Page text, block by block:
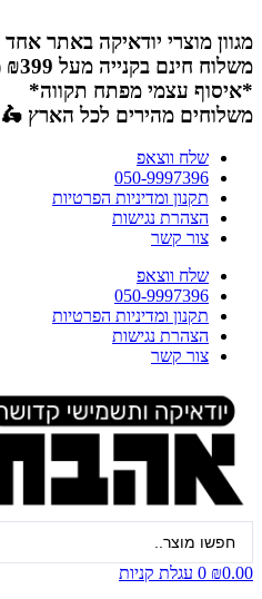
לתוכן
מגוון מוצרי יודאיקה באתר אחד
משלוח חינם בקנייה מעל ₪399 (לא כולל תמונות)
*איסוף עצמי מפתח תקווה*
משלוחים מהירים לכל הארץ 🛵
שלח ווצאפ
050-9997396
תקנון ומדיניות הפרטיות
הצהרת נגישות
צור קשר
שלח ווצאפ
050-9997396
תקנון ומדיניות הפרטיות
הצהרת נגישות
צור קשר
₪0.00
0 עגלת קניות